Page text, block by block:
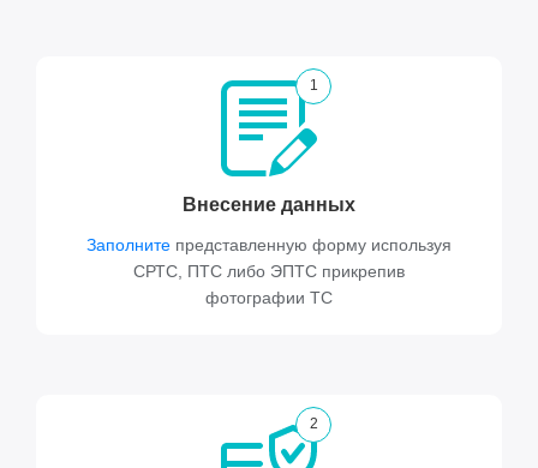
1
Внесение данных
Заполнитепредставленную форму используя
СРТС, ПТС либо ЭПТС прикрепив
фотографии ТС
2